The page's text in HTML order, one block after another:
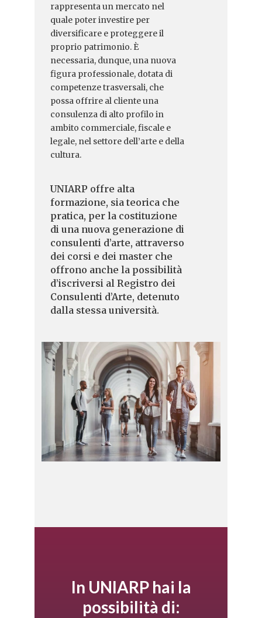
rappresenta un mercato nel
quale poter investire per
diversificare e proteggere il
proprio patrimonio. È
necessaria, dunque, una nuova
figura professionale, dotata di
competenze trasversali, che
possa offrire al cliente una
consulenza di alto profilo in
ambito commerciale, fiscale e
legale, nel settore dell’arte e della
cultura.
UNIARP offre alta
formazione, sia teorica che
pratica, per la costituzione
di una nuova generazione di
consulenti d’arte, attraverso
dei corsi e dei master che
offrono anche la possibilità
d’iscriversi al Registro dei
Consulenti d’Arte, detenuto
dalla stessa università.
In UNIARP hai la
possibilità di: